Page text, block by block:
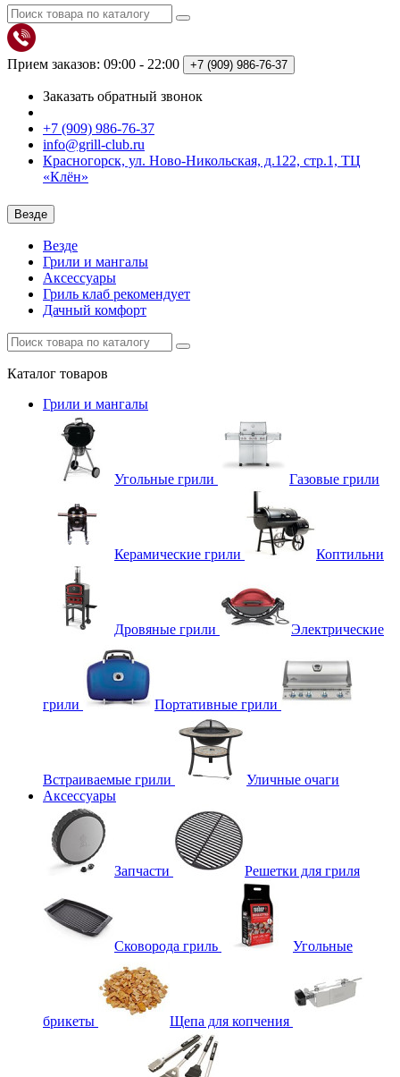
Прием заказов: 09:00 - 22:00 +7 (909) 986-76-37
Заказать обратный звонок
+7 (909) 986-76-37
info@grill-club.ru
Красногорск, ул. Ново-Никольская, д.122, стр.1, ТЦ
«Клён»
Везде
Везде
Грили и мангалы
Аксессуары
Гриль клаб рекомендует
Дачный комфорт
Каталог товаров
Грили и мангалы
Угольные грили Газовые грили
Керамические грили Коптильни
Дровяные грили Электрические
грили Портативные грили
Встраиваемые грили
Уличные очаги
Аксессуары
Запчасти Решетки для гриля
Сковорода гриль Угольные
брикеты Щепа для копчения